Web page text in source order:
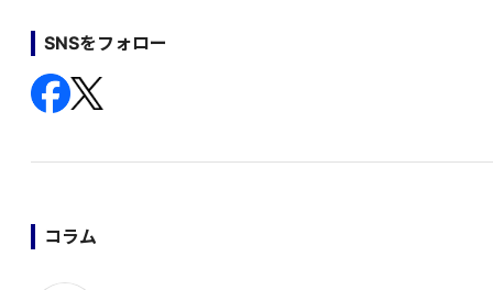
SNSをフォロー
コラム